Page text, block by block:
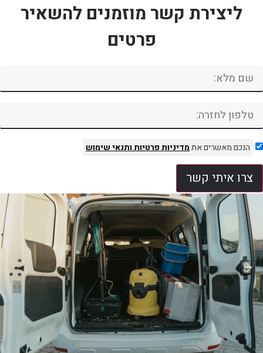
ליצירת קשר מוזמנים להשאיר
פרטים
הנכם מאשרים אתמדיניות פרטיותותנאי שימוש
צרו איתי קשר